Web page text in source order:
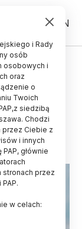
PL EN
-
i Rady
osób
osobowych i
oraz
o
Twoich
siedzibą
Chodzi
przez Ciebie z
i innych
głównie
stronach przez
w celach: